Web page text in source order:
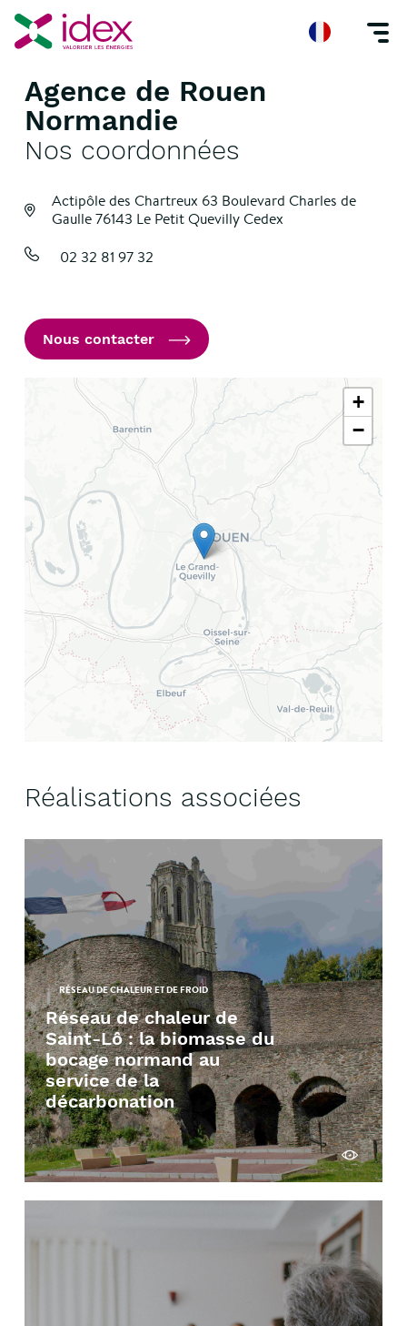
Accueil Nos agences Agence de Rouen Normandie
Agence de Rouen
Normandie
Nos coordonnées
Actipôle des Chartreux 63 Boulevard Charles de
Gaulle76143 Le Petit Quevilly Cedex
02 32 81 97 32
Nous contacter
+
−
Réalisations associées
RÉSEAU DE CHALEUR ET DE FROID
Réseau de chaleur de
Saint-Lô : la biomasse du
bocage normand au
service de la
décarbonation
Découvrir